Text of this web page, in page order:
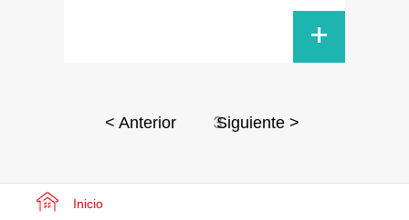
+
< Anterior 3Siguiente >
Inicio